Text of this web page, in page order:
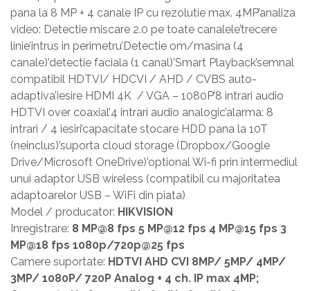
pana la 8 MP + 4 canale IP cu rezolutie max. 4MP’analiza
video: Detectie miscare 2.0 pe toate canalele’trecere
linie’intrus in perimetru’Detectie om/masina (4
canale)’detectie faciala (1 canal)’Smart Playback’semnal
compatibil HDTVI/ HDCVI / AHD / CVBS auto-
adaptiva’iesire HDMI 4K / VGA – 1080P’8 intrari audio
HDTVI over coaxial’4 intrari audio analogic’alarma: 8
intrari / 4 iesiri’capacitate stocare HDD pana la 10T
(neinclus)’suporta cloud storage (Dropbox/Google
Drive/Microsoft OneDrive)’optional Wi-fi prin intermediul
unui adaptor USB wireless (compatibil cu majoritatea
adaptoarelor USB – WiFi din piata)
Model / producator: HIKVISION
Inregistrare: 8 MP@8 fps 5 MP@12 fps 4 MP@15 fps 3
MP@18 fps 1080p/720p@25 fps
Camere suportate: HDTVI AHD CVI 8MP/ 5MP/ 4MP/
3MP/ 1080P/ 720P Analog + 4 ch. IP max 4MP;